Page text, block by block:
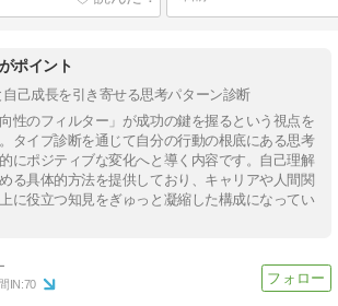
ポイント
自己成長を引き寄せる思考パターン診断
性のフィルター」が成功の鍵を握るという視点を
タイプ診断を通じて自分の行動の根底にある思考
にポジティブな変化へと導く内容です。自己理解
る具体的方法を提供しており、キャリアや人間関
に役立つ知見をぎゅっと凝縮した構成になってい
IN:70